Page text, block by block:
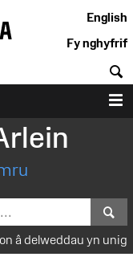
English
Fy nghyfrif
â delweddau yn unig